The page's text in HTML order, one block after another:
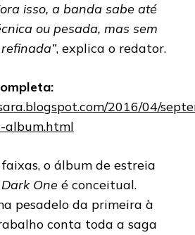
isso, a banda sabe até
ou pesada, mas sem
, explica o redator.
2016/04/
album.html
o álbum de estreia
One é conceitual.
pesadelo da primeira à
conta toda a saga